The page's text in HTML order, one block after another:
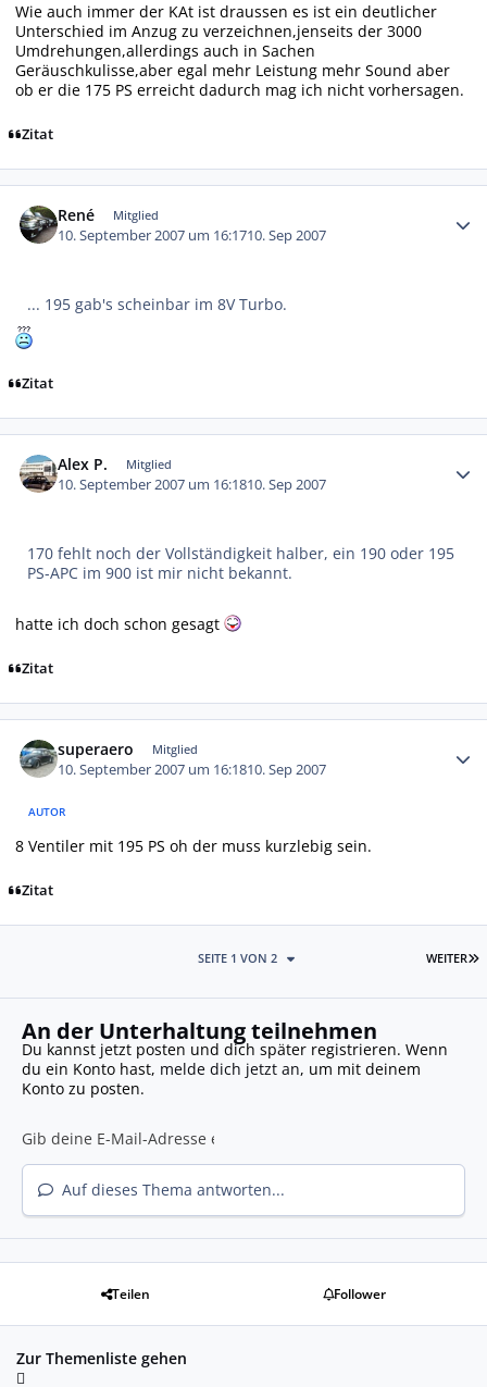
Wie auch immer der KAt ist draussen es ist ein deutlicher
Unterschied im Anzug zu verzeichnen,jenseits der 3000
Umdrehungen,allerdings auch in Sachen
Geräuschkulisse,aber egal mehr Leistung mehr Sound aber
ob er die 175 PS erreicht dadurch mag ich nicht vorhersagen.
Zitat
René Mitglied
10. September 2007 um 16:1710. Sep 2007
... 195 gab's scheinbar im 8V Turbo.
Zitat
Alex P. Mitglied
10. September 2007 um 16:1810. Sep 2007
170 fehlt noch der Vollständigkeit halber, ein 190 oder 195
PS-APC im 900 ist mir nicht bekannt.
hatte ich doch schon gesagt
Zitat
superaero Mitglied
10. September 2007 um 16:1810. Sep 2007
AUTOR
8 Ventiler mit 195 PS oh der muss kurzlebig sein.
Zitat
WEITER
SEITE 1 VON 2
An der Unterhaltung teilnehmen
Du kannst jetzt posten und dich später registrieren. Wenn
du ein Konto hast, melde dich jetzt an, um mit deinem
Konto zu posten.
Auf dieses Thema antworten...
Teilen Follower
Zur Themenliste gehen